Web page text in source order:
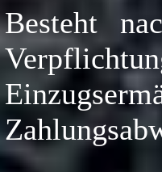
Besteht